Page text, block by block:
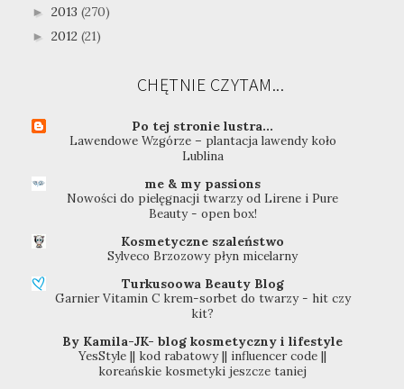
► 2013 (270)
► 2012 (21)
CHĘTNIE CZYTAM...
Po tej stronie lustra...
Lawendowe Wzgórze – plantacja lawendy koło
Lublina
me & my passions
Nowości do pielęgnacji twarzy od Lirene i Pure
Beauty - open box!
Kosmetyczne szaleństwo
Sylveco Brzozowy płyn micelarny
Turkusoowa Beauty Blog
Garnier Vitamin C krem-sorbet do twarzy - hit czy
kit?
By Kamila-JK- blog kosmetyczny i lifestyle
YesStyle || kod rabatowy || influencer code ||
koreańskie kosmetyki jeszcze taniej